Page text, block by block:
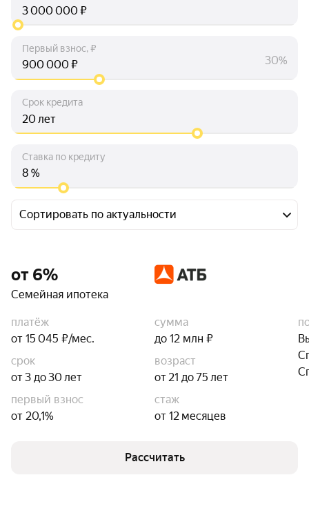
₽
Первый взнос, ₽
₽ 30%
Срок кредита
лет
Ставка по кредиту
%
Сортировать по актуальности
от 6%
Семейная ипотека
платёж
от 15 045 ₽/мес.
сумма
до 12 млн ₽
срок
от 3 до 30 лет
возраст
от 21 до 75 лет
первый взнос
от 20,1%
стаж
от 12 месяцев
Рассчитать